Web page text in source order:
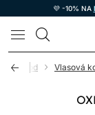
💜 -10% NA
Úvod Vlasová